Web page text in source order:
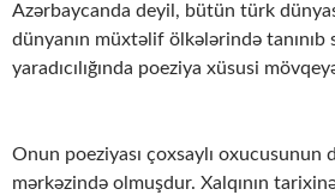
Azərbaycanda deyil, bütün türk
dünyanın müxtəlif ölkələrində tanınıb
yaradıcılığında poeziya xüsusi
Onun poeziyası çoxsaylı oxucusunun
mərkəzində olmuşdur. Xalqının